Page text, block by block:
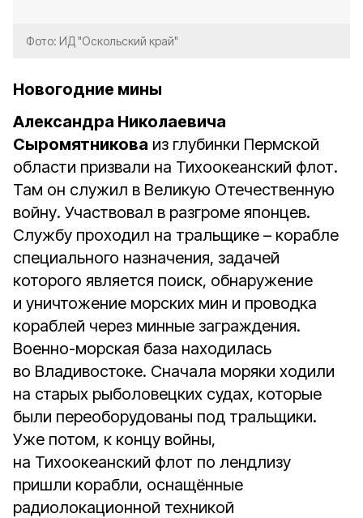
Фото: ИД "Оскольский край"
Новогодние мины
Александра Николаевича
Сыромятникова из глубинки Пермской
области призвали на Тихоокеанский флот.
Там он служил в Великую Отечественную
войну. Участвовал в разгроме японцев.
Службу проходил на тральщике – корабле
специального назначения, задачей
которого является поиск, обнаружение
и уничтожение морских мин и проводка
кораблей через минные заграждения.
Военно-морская база находилась
во Владивостоке. Сначала моряки ходили
на старых рыболовецких судах, которые
были переоборудованы под тральщики.
Уже потом, к концу войны,
на Тихоокеанский флот по лендлизу
пришли корабли, оснащённые
радиолокационной техникой